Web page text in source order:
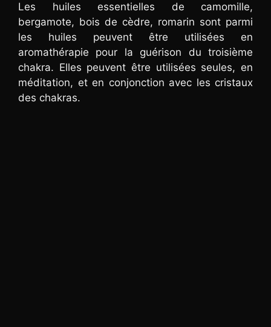
Les huiles essentielles de camomille,
bergamote, bois de cèdre, romarin sont parmi
les huiles peuvent être utilisées en
aromathérapie pour la guérison du troisième
chakra. Elles peuvent être utilisées seules, en
méditation, et en conjonction avec les cristaux
des chakras.